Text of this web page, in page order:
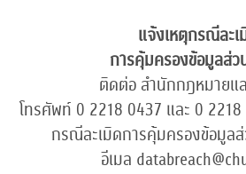
แจ้งเหตุกรณีละเ
การคุ้มครองข้อมูลส่
ติดต่อ สำนักกฎหมายแ
โทรศัพท์ 0 2218 0437 และ 0 2218
กรณีละเมิดการคุ้มครองข้อมูล
อีเมล